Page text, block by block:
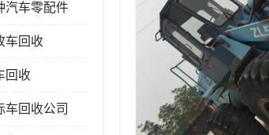
汽车零配件
车回收
回收
车回收公司